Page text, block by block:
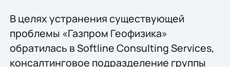
В целях устранения существующей
проблемы «Газпром Геофизика»
обратилась в Softline Consulting Services,
консалтинговое подразделение группы